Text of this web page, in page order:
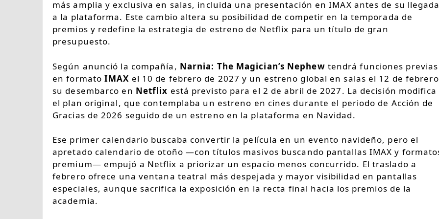
más amplia y exclusiva en salas, incluida una presentación en IMAX antes de su llegada
a la plataforma. Este cambio altera su posibilidad de competir en la temporada de
premios y redefine la estrategia de estreno de Netflix para un título de gran
presupuesto.
Según anunció la compañía, Narnia: The Magician’s Nephew tendrá funciones previas
en formatoIMAX el 10 de febrero de 2027 y un estreno global en salas el 12 de
su desembarco en Netflix está previsto para el 2 de abril de 2027. La decisión modifica
el plan original, que contemplaba un estreno en cines durante el periodo de Acción de
Gracias de 2026 seguido de un estreno en la plataforma en Navidad.
Ese primer calendario buscaba convertir la película en un evento navideño, pero el
apretado calendario de otoño —con títulos masivos buscando pantallas IMAX y
premium— empujó a Netflix a priorizar un espacio menos concurrido. El traslado a
febrero ofrece una ventana teatral más despejada y mayor visibilidad en pantallas
especiales, aunque sacrifica la exposición en la recta final hacia los premios de la
academia.